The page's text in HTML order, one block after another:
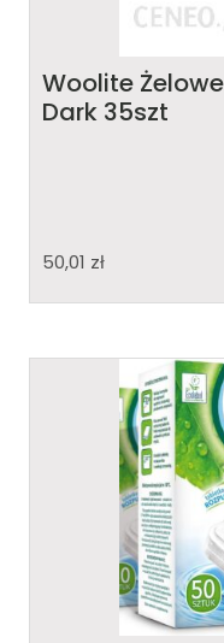
Woolite
Dark 35szt
50,01 zł